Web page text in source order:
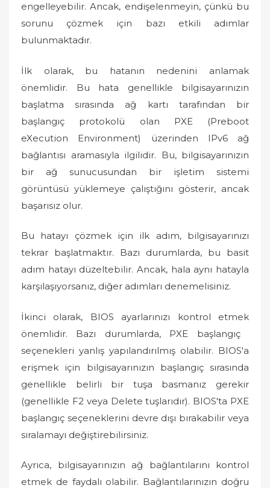
engelleyebilir. Ancak, endişelenmeyin, çünkü bu
sorunu çözmek için bazı etkili adımlar
bulunmaktadır.
İlk olarak, bu hatanın nedenini anlamak
önemlidir. Bu hata genellikle bilgisayarınızın
başlatma sırasında ağ kartı tarafından bir
başlangıç ​​protokolü olan PXE (Preboot
eXecution Environment) üzerinden IPv6 ağ
bağlantısı aramasıyla ilgilidir. Bu, bilgisayarınızın
bir ağ sunucusundan bir işletim sistemi
görüntüsü yüklemeye çalıştığını gösterir, ancak
başarısız olur.
Bu hatayı çözmek için ilk adım, bilgisayarınızı
tekrar başlatmaktır. Bazı durumlarda, bu basit
adım hatayı düzeltebilir. Ancak, hala aynı hatayla
karşılaşıyorsanız, diğer adımları denemelisiniz.
İkinci olarak, BIOS ayarlarınızı kontrol etmek
önemlidir. Bazı durumlarda, PXE başlangıç ​​
seçenekleri yanlış yapılandırılmış olabilir. BIOS'a
erişmek için bilgisayarınızın başlangıç ​​sırasında
genellikle belirli bir tuşa basmanız gerekir
(genellikle F2 veya Delete tuşlarıdır). BIOS'ta PXE
başlangıç ​​seçeneklerini devre dışı bırakabilir veya
sıralamayı değiştirebilirsiniz.
Ayrıca, bilgisayarınızın ağ bağlantılarını kontrol
etmek de faydalı olabilir. Bağlantılarınızın doğru